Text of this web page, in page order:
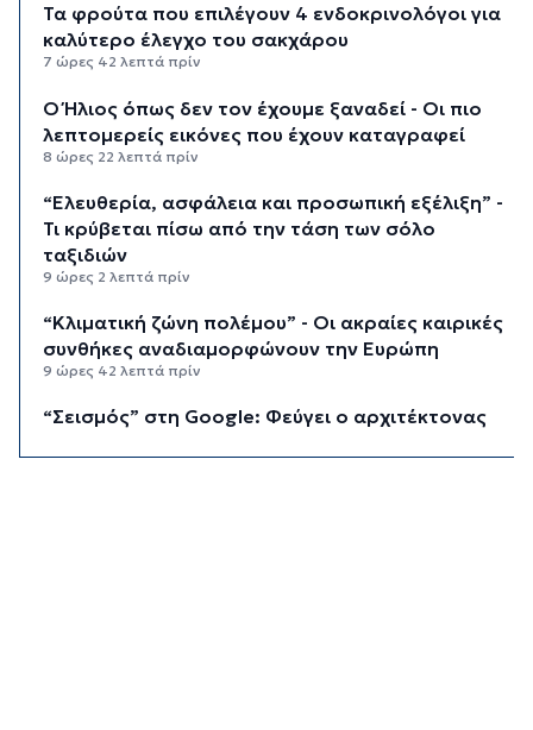
Τα φρούτα που επιλέγουν 4 ενδοκρινολόγοι για
καλύτερο έλεγχο του σακχάρου
7 ώρες 42 λεπτά πρίν
Ο Ήλιος όπως δεν τον έχουμε ξαναδεί - Οι πιο
λεπτομερείς εικόνες που έχουν καταγραφεί
8 ώρες 22 λεπτά πρίν
“Ελευθερία, ασφάλεια και προσωπική εξέλιξη” -
Τι κρύβεται πίσω από την τάση των σόλο
ταξιδιών
9 ώρες 2 λεπτά πρίν
“Κλιματική ζώνη πολέμου” - Οι ακραίες καιρικές
συνθήκες αναδιαμορφώνουν την Ευρώπη
9 ώρες 42 λεπτά πρίν
“Σεισμός” στη Google: Φεύγει ο αρχιτέκτονας